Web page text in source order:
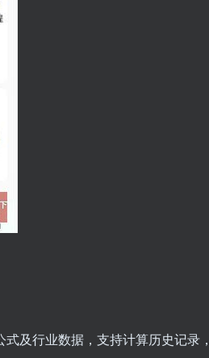
及行业数据，支持计算历史记录